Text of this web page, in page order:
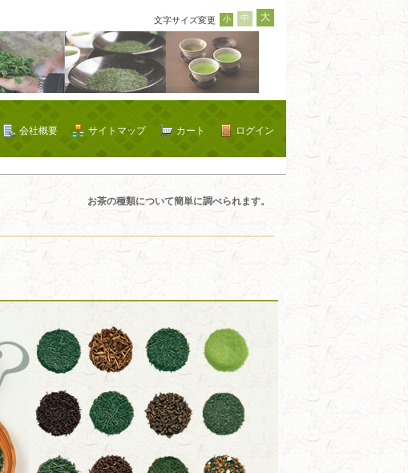
文字サイズ変更 小 中 大
ログイン
カート
サイトマップ
会社概要
お茶の種類について簡単に調べられます。